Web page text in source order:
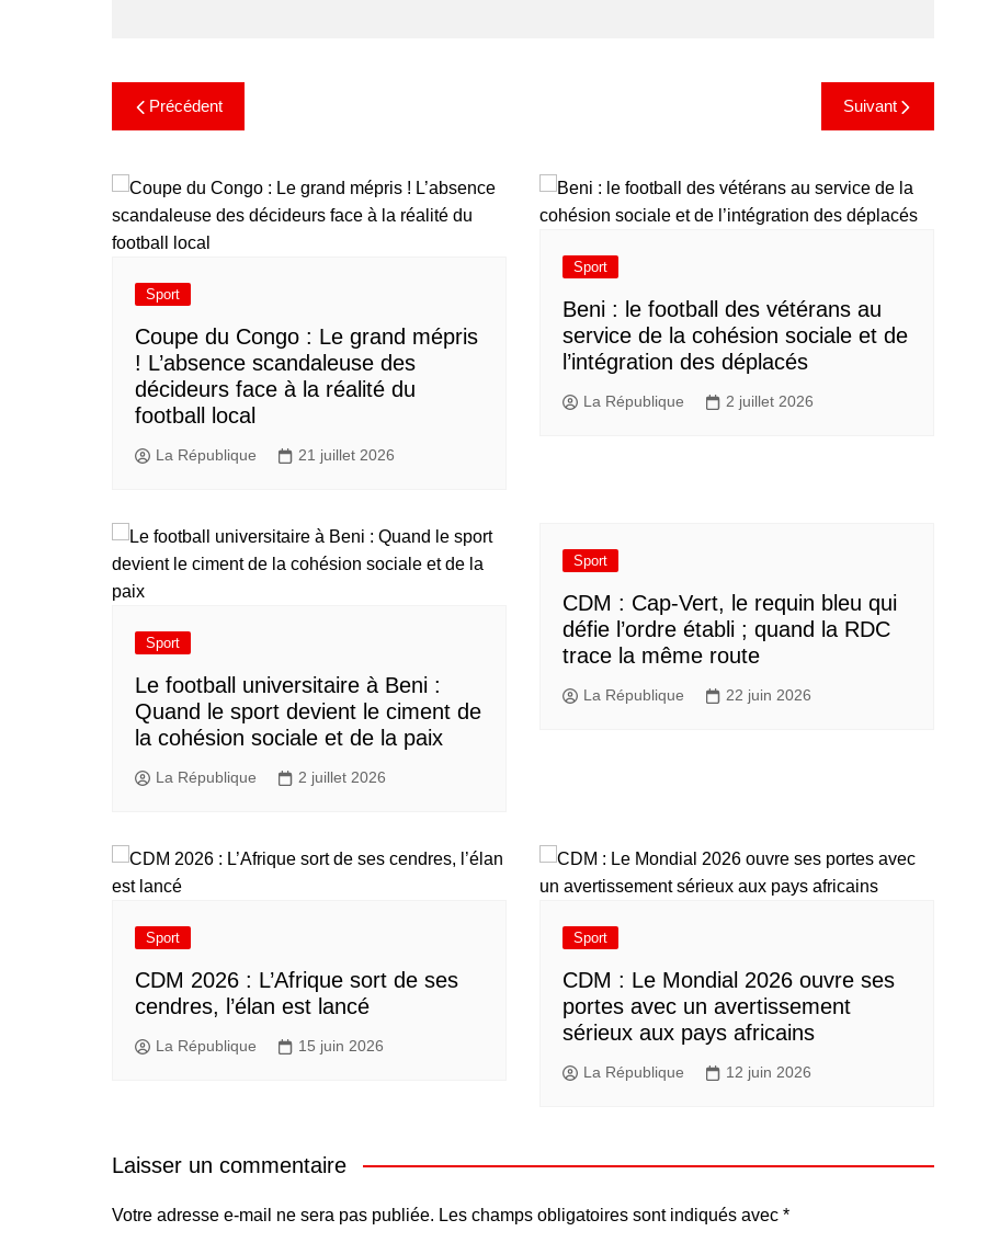
Précédent Suivant
Sport
​Coupe du Congo : Le grand mépris
! L’absence scandaleuse des
décideurs face à la réalité du
football local
La République 21 juillet 2026
Sport
Beni : le football des vétérans au
service de la cohésion sociale et de
l’intégration des déplacés​
La République 2 juillet 2026
Sport
Le football universitaire à Beni :
Quand le sport devient le ciment de
la cohésion sociale et de la paix
La République 2 juillet 2026
Sport
CDM : Cap-Vert, le requin bleu qui
défie l’ordre établi ; quand la RDC
trace la même route
La République 22 juin 2026
Sport
CDM 2026 : L’Afrique sort de ses
cendres, l’élan est lancé
La République 15 juin 2026
Sport
CDM : Le Mondial 2026 ouvre ses
portes avec un avertissement
sérieux aux pays africains
La République 12 juin 2026
Laisser un commentaire
Votre adresse e-mail ne sera pas publiée. Les champs obligatoires sont indiqués avec *